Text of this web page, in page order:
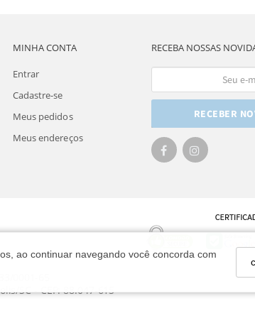
ao continuar navegando você concorda com
MINHA CONTA
Entrar
Cadastre-se
Meus pedidos
Meus endereços
RECEBA NOSSAS
RECEBER
SC - CEP: 88.047-615